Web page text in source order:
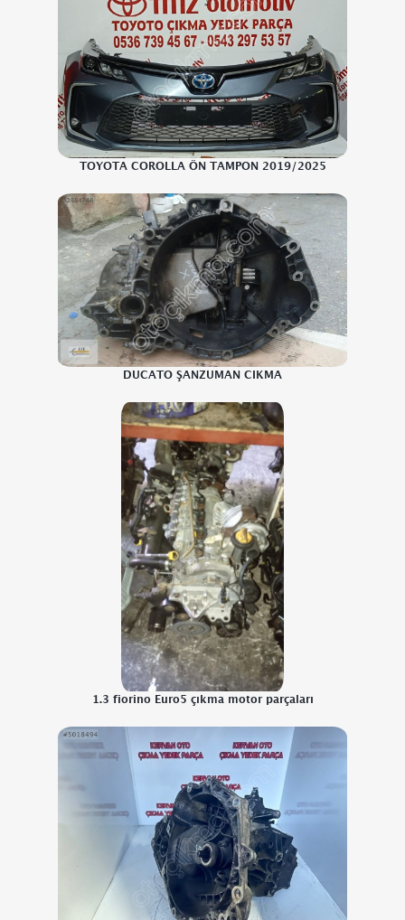
TOYOTA COROLLA ÖN TAMPON 2019/2025
DUCATO ŞANZUMAN CIKMA
1.3 fiorino Euro5 çıkma motor parçaları